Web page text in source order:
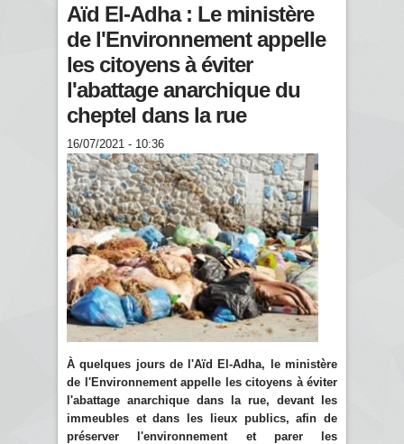
Aïd El-Adha : Le ministère
de l'Environnement appelle
les citoyens à éviter
l'abattage anarchique du
cheptel dans la rue
16/07/2021 - 10:36
À quelques jours de l'Aïd El-Adha, le ministère
de l'Environnement appelle les citoyens à éviter
l'abattage anarchique dans la rue, devant les
immeubles et dans les lieux publics, afin de
préserver l'environnement et parer les